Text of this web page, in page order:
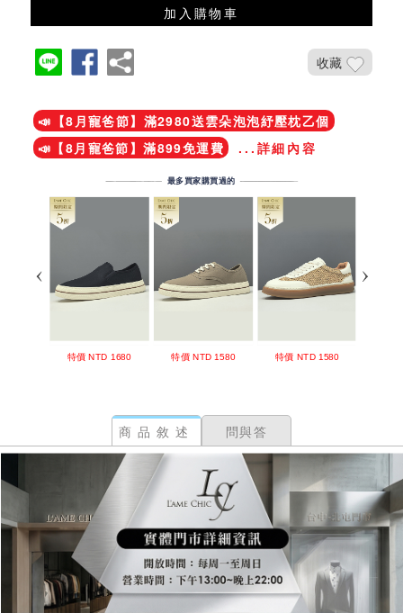
加入購物車
收藏
📣【8月寵爸節】滿2980送雲朵泡泡紓壓枕乙個
📣【8月寵爸節】滿899免運費
...詳細內容
商品敘述 問與答